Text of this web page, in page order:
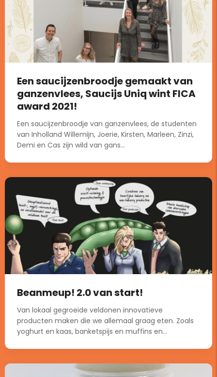
Een saucijzenbroodje gemaakt van
ganzenvlees, Saucijs Uniq wint FICA
award 2021!
Een saucijzenbroodje van ganzenvlees, de studenten
van Inholland Willemijn, Joerie, Kirsten, Marleen, Zinzi,
Demi en Cas zijn wild van gans...
Beanmeup! 2.0 van start!
Van lokaal gegroeide veldonen innovatieve
producten maken die we allemaal graag eten. Zoals
yoghurt en kaas, banketspijs en muffins en...